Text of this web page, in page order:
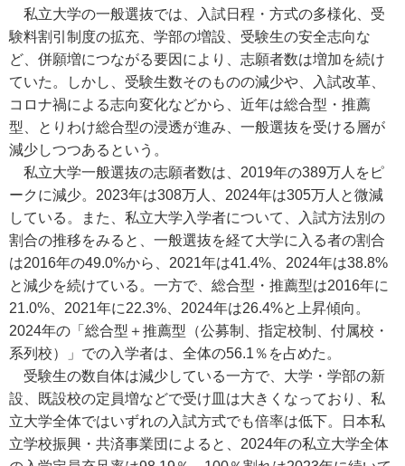
私立大学の一般選抜では、入試日程・方式の多様化、受
験料割引制度の拡充、学部の増設、受験生の安全志向な
ど、併願増につながる要因により、志願者数は増加を続け
ていた。しかし、受験生数そのものの減少や、入試改革、
コロナ禍による志向変化などから、近年は総合型・推薦
型、とりわけ総合型の浸透が進み、一般選抜を受ける層が
減少しつつあるという。
私立大学一般選抜の志願者数は、2019年の389万人をピ
ークに減少。2023年は308万人、2024年は305万人と微減
している。また、私立大学入学者について、入試方法別の
割合の推移をみると、一般選抜を経て大学に入る者の割合
は2016年の49.0%から、2021年は41.4%、2024年は38.8%
と減少を続けている。一方で、総合型・推薦型は2016年に
21.0%、2021年に22.3%、2024年は26.4%と上昇傾向。
2024年の「総合型＋推薦型（公募制、指定校制、付属校・
系列校）」での入学者は、全体の56.1％を占めた。
受験生の数自体は減少している一方で、大学・学部の新
設、既設校の定員増などで受け皿は大きくなっており、私
立大学全体ではいずれの入試方式でも倍率は低下。日本私
立学校振興・共済事業団によると、2024年の私立大学全体